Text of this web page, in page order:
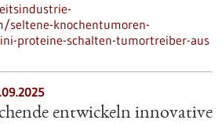
knochentumoren-
proteine-schalten-tumortreiber-aus
entwickeln innovative